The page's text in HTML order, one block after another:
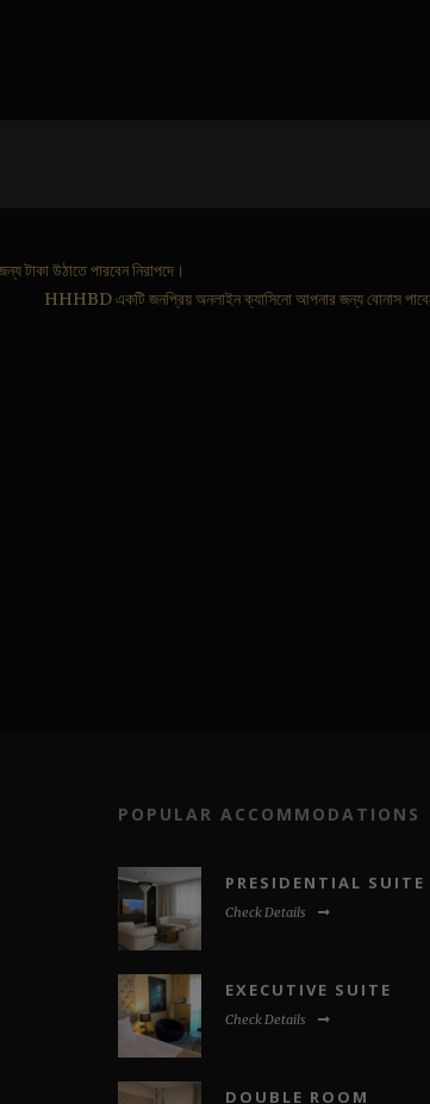
টাকা উঠাতে পারবেন নিরাপদে।
HHHBD একটি জনপ্রিয় অনলাইন ক্যাসিনো আপনার জন্য বোনাস
POPULAR ACCOMMODATIONS
PRESIDENTIAL SUITE
Check Details
EXECUTIVE SUITE
Check Details
DOUBLE ROOM